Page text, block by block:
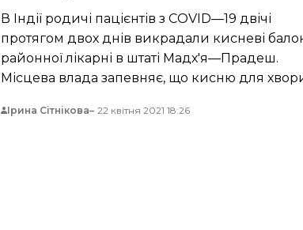
В Індії родичі пацієнтів з COVID—19 двічі
протягом двох днів викрадали кисневі
районної лікарні в штаті Мадх'я—Прадеш.
Місцева влада запевняє, що кисню для
ㅡ критичні.
Ірина Сітнікова 22 квітня 2021 18:26